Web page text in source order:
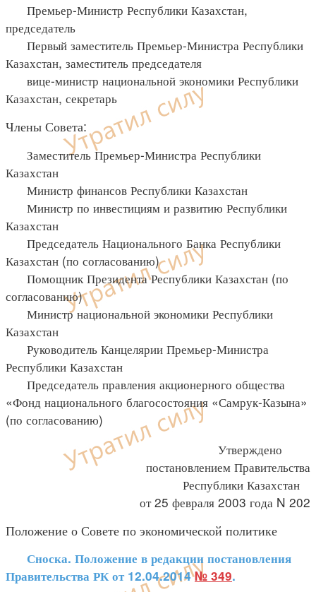
Премьер-Министр Республики Казахстан,
председатель
Первый заместитель Премьер-Министра Республики
Казахстан, заместитель председателя
вице-министр национальной экономики Республики
Казахстан, секретарь
Члены Совета:
Заместитель Премьер-Министра Республики
Казахстан
Министр финансов Республики Казахстан
Министр по инвестициям и развитию Республики
Казахстан
Председатель Национального Банка Республики
Казахстан (по согласованию)
Помощник Президента Республики Казахстан (по
согласованию)
Министр национальной экономики Республики
Казахстан
Руководитель Канцелярии Премьер-Министра
Республики Казахстан
Председатель правления акционерного общества
«Фонд национального благосостояния «Самрук-Казына»
(по согласованию)
Утверждено
постановлением Правительства
Республики Казахстан
от 25 февраля 2003 года N 202
Положение о Совете по экономической политике
Сноска. Положение в редакции постановления
Правительства РК от 12.04.2014№ 349.